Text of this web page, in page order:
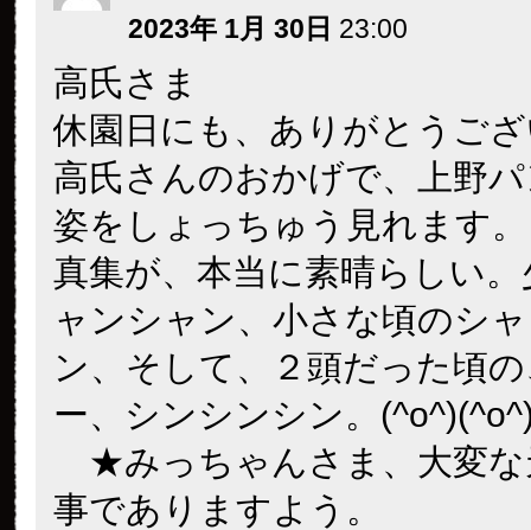
2023年 1月 30日 23:00
高氏さま
休園日にも、ありがとうご
高氏さんのおかげで、上野
姿をしょっちゅう見れます
真集が、本当に素晴らしい
ャンシャン、小さな頃のシ
ン、そして、２頭だった頃
ー、シンシンシン。
★みっちゃんさま、大変な
事でありますよう。